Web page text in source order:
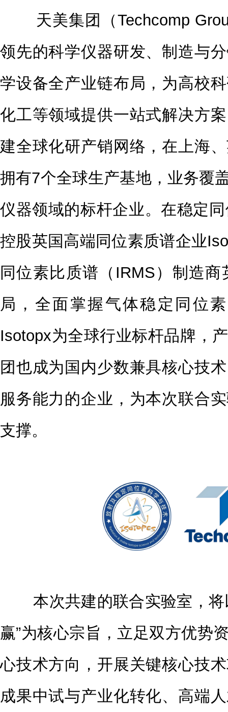
天美集团（Techcomp
领先的科学仪器研发、制造与
学设备全产业链布局，为高校
化工等领域提供一站式解决方
建全球化研产销网络，在上海
拥有7个全球生产基地，业务覆
仪器领域的标杆企业。在稳定
控股英国高端同位素质谱企业
同位素比质谱（IRMS）制造
局，全面掌握气体稳定同位
Isotopx为全球行业标杆品牌，
团也成为国内少数兼具核心技
服务能力的企业，为本次联合
支撑。
本次共建的联合实验室，将
赢”为核心宗旨，立足双方优势
心技术方向，开展关键核心技
成果中试与产业化转化、高端